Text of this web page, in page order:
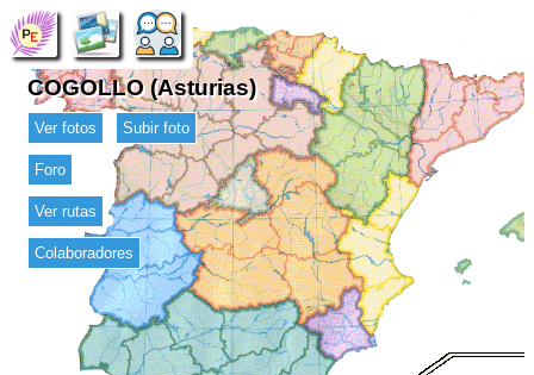
COGOLLO (Asturias)
Ver fotos Subir foto
Foro
Ver rutas
Colaboradores